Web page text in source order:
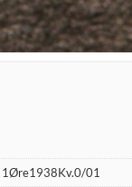
1Øre1938Kv.0/01